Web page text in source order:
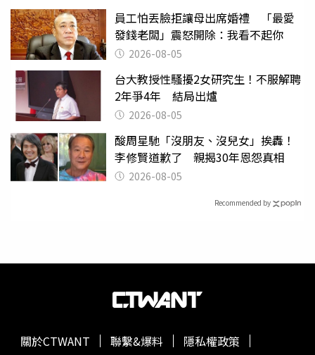
員工怕丟臉拒讓母出席婚禮 「最愛
發錢老闆」震怒開除：我看不起你
2026-08-05
台大教授性騷擾2女研究生！不服解聘
2年爭4年 結局出爐
2026-08-05
酸周星馳「沒朋友、沒兒女」挨轟！
李修賢道歉了 親揭30年恩怨真相
2026-08-05
Recommended by
關於CTWANT 聯繫&爆料 隱私權政策